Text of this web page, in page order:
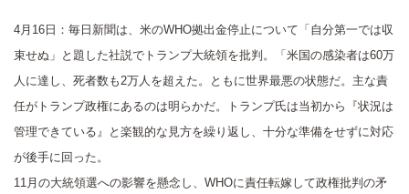
4月16日：毎日新聞は、米のWHO拠出金停止について「自分第一では収
束せぬ」と題した社説でトランプ大統領を批判。「米国の感染者は60万
人に達し、死者数も2万人を超えた。ともに世界最悪の状態だ。主な責
任がトランプ政権にあるのは明らかだ。トランプ氏は当初から『状況は
管理できている』と楽観的な見方を繰り返し、十分な準備をせずに対応
が後手に回った。
11月の大統領選への影響を懸念し、WHOに責任転嫁して政権批判の矛